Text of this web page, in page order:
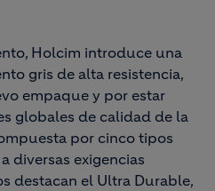
Holcim introduce una
gris de alta resistencia,
empaque y por estar
globales de calidad de la
por cinco tipos
diversas exigencias
destacan el Ultra Durable,